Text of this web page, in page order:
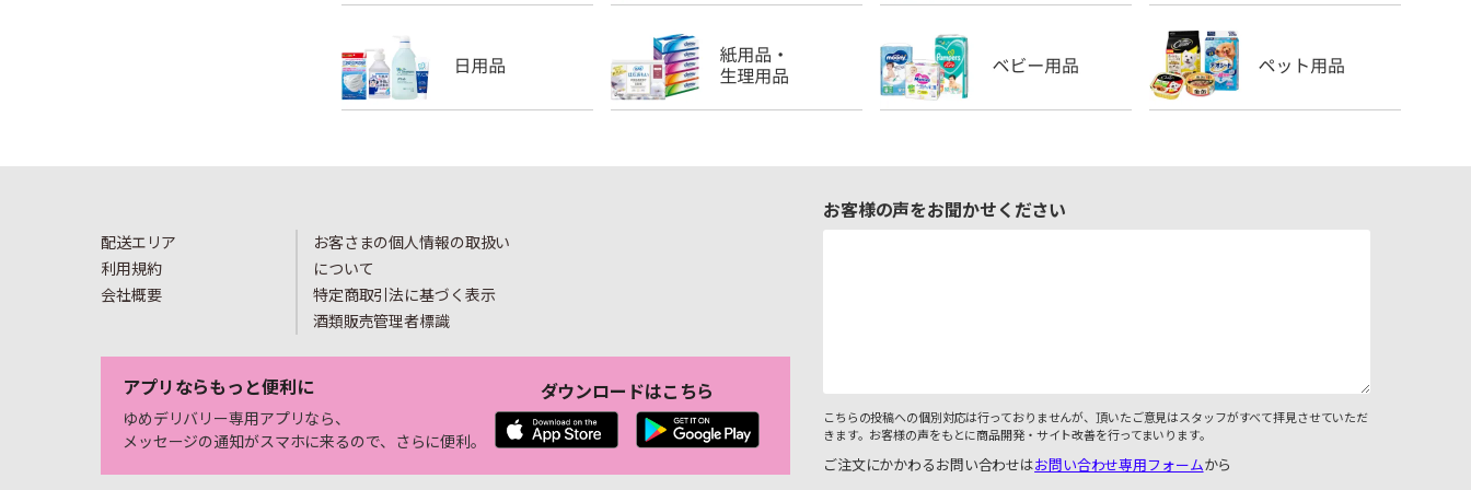
配送エリア
利用規約
会社概要
お客さまの個人情報の取扱い
について
特定商取引法に基づく表示
酒類販売管理者標識
アプリならもっと便利に
ゆめデリバリー専用アプリなら、
メッセージの通知がスマホに来るので、さらに便利。
ダウンロードはこちら
お客様の声をお聞かせください
こちらの投稿への個別対応は行っておりませんが、頂いたご意見はスタッフがすべて拝見させていただ
きます。お客様の声をもとに商品開発・サイト改善を行ってまいります。
ご注文にかかわるお問い合わせはお問い合わせ専用フォームから